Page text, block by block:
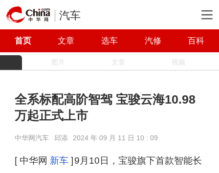
汽车
首页 文章 选车 汽修 百科
图片 文章 视频
全系标配高阶智驾 宝骏云海10.98
万起正式上市
中华网汽车 邱添 2024 年 09 月 11 日 10 : 09
[ 中华网 新车] 9月10日，宝骏旗下首款智能长